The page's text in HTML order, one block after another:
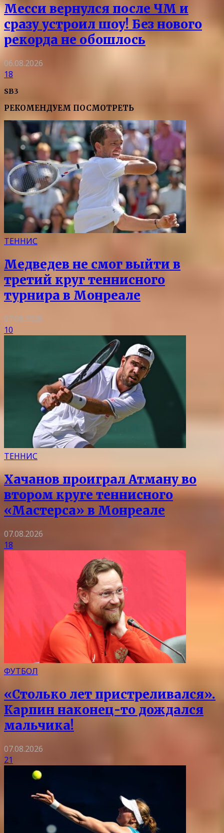
Месси вернулся после ЧМ и
сразу устроил шоу! Без нового
рекорда не обошлось
06.08.2026
18
SB3
РЕКОМЕНДУЕМ ПОСМОТРЕТЬ
ТЕННИС
Медведев не смог выйти в
третий круг теннисного
турнира в Монреале
07.08.2026
10
ТЕННИС
Хачанов проиграл Атману во
втором круге теннисного
«Мастерса» в Монреале
07.08.2026
18
ФУТБОЛ
«Столько лет пристреливался».
Карпин наконец-то дождался
мальчика!
07.08.2026
21